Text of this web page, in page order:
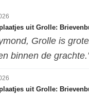
uit Grolle:
Grolle is
binnen de
uit Grolle: